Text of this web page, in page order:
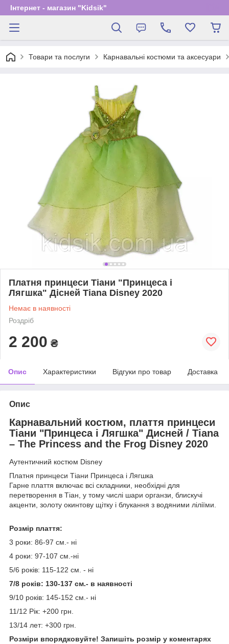
Інтернет - магазин "Kidsik"
Товари та послуги Карнавальні костюми та аксесуари
Платня принцеси Тіани "Принцеса і
Лягшка" Дісней Tiana Disney 2020
Немає в наявності
Роздріб
2 200 ₴
Опис Характеристики Відгуки про товар Доставка
Опис
Карнавальний костюм, плаття принцеси
Тіани "Принцеса і Лягшка" Дисней / Tiana
– The Princess and the Frog Disney 2020
Аутентичний костюм Disney
Платня принцеси Тіани Принцеса і Лягшка
Гарне плаття включає всі складники, необхідні для
перетворення в Тіан, у тому числі шари органзи, блискучі
акценти, золоту окинтову щітку і блукання з водяними ліліїми.
Розмір плаття:
3 роки: 86-97 см.- ні
4 роки: 97-107 см.-ні
5/6 років: 115-122 см. - ні
7/8 років: 130-137 см.- в наявності
9/10 років: 145-152 см.- ні
11/12 Рік: +200 грн.
13/14 лет: +300 грн.
Розміри впорядковуйте! Запишіть розмір у коментарях